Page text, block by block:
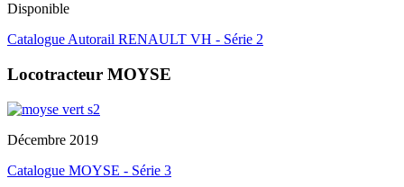
Disponible
Catalogue Autorail RENAULT VH - Série 2
Locotracteur MOYSE
Décembre 2019
Catalogue MOYSE - Série 3